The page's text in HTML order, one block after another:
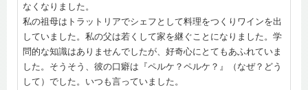
なくなりました。
私の祖母はトラットリアでシェフとして料理をつくりワインを出
していました。私の父は若くして家を継ぐことになりました。学
問的な知識はありませんでしたが、好奇心にとてもあふれていま
した。そうそう、彼の口癖は『ペルケ？ペルケ？』（なぜ？どう
して）でした。いつも言っていました。